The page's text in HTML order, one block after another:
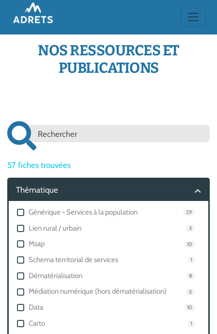
NOS RESSOURCES ET
PUBLICATIONS
57 fiches trouvées
Thématique
Générique - Services à la population 29
Lien rural / urbain 3
Msap 10
Schema territorial de services 1
Dématérialisation 8
Médiation numérique (hors dématérialisation) 5
Data 10
Carto 1